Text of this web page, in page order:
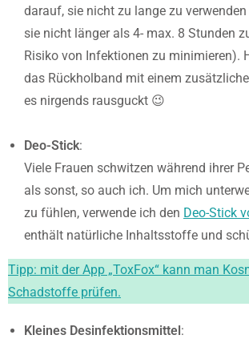
darauf, sie nicht zu lange zu
sie nicht länger als 4- max. 8 Stunden
Risiko von Infektionen zu minimieren).
das Rückholband mit einem
es nirgends rausguckt 😉
Deo-Stick:
Viele Frauen schwitzen während ihrer
als sonst, so auch ich. Um mich
zu fühlen, verwende ich den Deo-Stick
enthält natürliche Inhaltsstoffe und
Tipp: mit der App „ToxFox“ kann man
Schadstoffe prüfen.
Kleines Desinfektionsmittel: